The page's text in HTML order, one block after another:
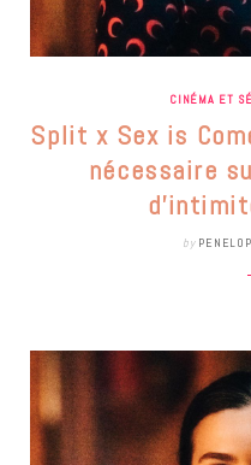
CINÉMA ET
Split x Sex is
nécessaire
by